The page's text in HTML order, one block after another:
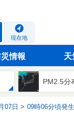
現在地
災情報 天
PM2.5分
07日 09時06分頃発